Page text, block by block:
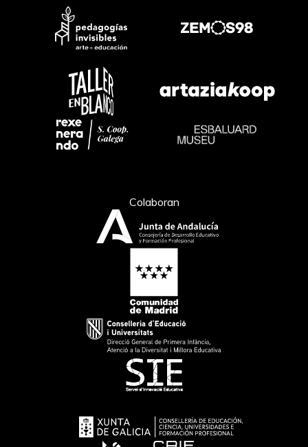
Colaboran